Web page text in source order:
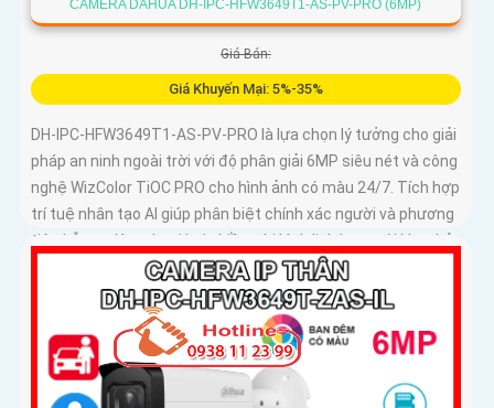
CAMERA DAHUA DH-IPC-HFW3649T1-AS-PV-PRO (6MP)
Giá Bán:
Giá Khuyến Mại: 5%-35%
DH-IPC-HFW3649T1-AS-PV-PRO là lựa chọn lý tưởng cho giải
pháp an ninh ngoài trời với độ phân giải 6MP siêu nét và công
nghệ WizColor TiOC PRO cho hình ảnh có màu 24/7. Tích hợp
trí tuệ nhân tạo AI giúp phân biệt chính xác người và phương
tiện hỗ trợ đàm thoại hai chiều, ghi hình linh hoạt với khe thẻ
nhớ lên đến 512GB